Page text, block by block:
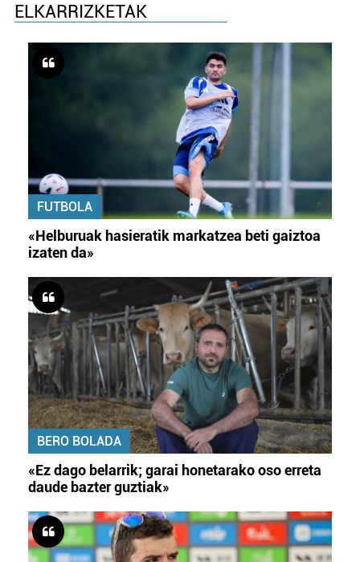
ELKARRIZKETAK
FUTBOLA
«Helburuak hasieratik markatzea beti gaiztoa
izaten da»
BERO BOLADA
«Ez dago belarrik; garai honetarako oso erreta
daude bazter guztiak»